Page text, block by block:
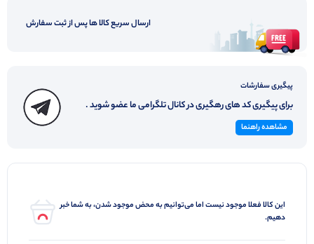
ارسال سریع کالا ها پس از ثبت سفارش
پیگیری سفارشات
برای پیگیری کد های رهگیری در کانال تلگرامی ما عضو شوید .
مشاهده راهنما
این کالا فعلا موجود نیست اما می‌توانیم به محض موجود شدن، به شما خبر
دهیم.